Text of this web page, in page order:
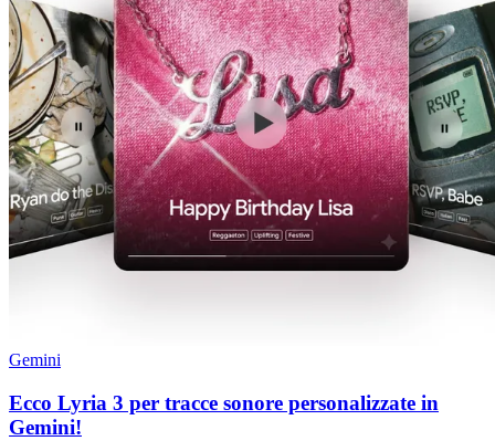
Gemini
Ecco Lyria 3 per tracce sonore personalizzate in
Gemini!